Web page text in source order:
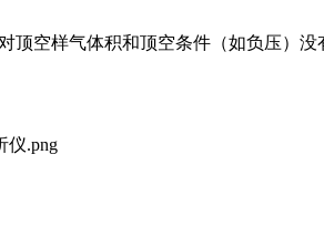
空样气体积和顶空条件（如负压）